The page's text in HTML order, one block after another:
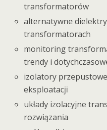
transformatorów
alternatywne
transformatorach
monitoring
trendy i
izolatory
eksploatacji
układy izolacyjne
rozwiązania